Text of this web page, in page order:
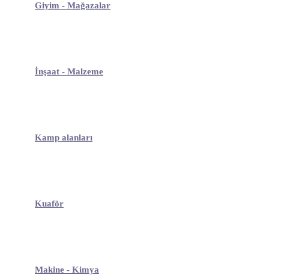
Giyim - Mağazalar
İnşaat - Malzeme
Kamp alanları
Kuaför
Makine - Kimya